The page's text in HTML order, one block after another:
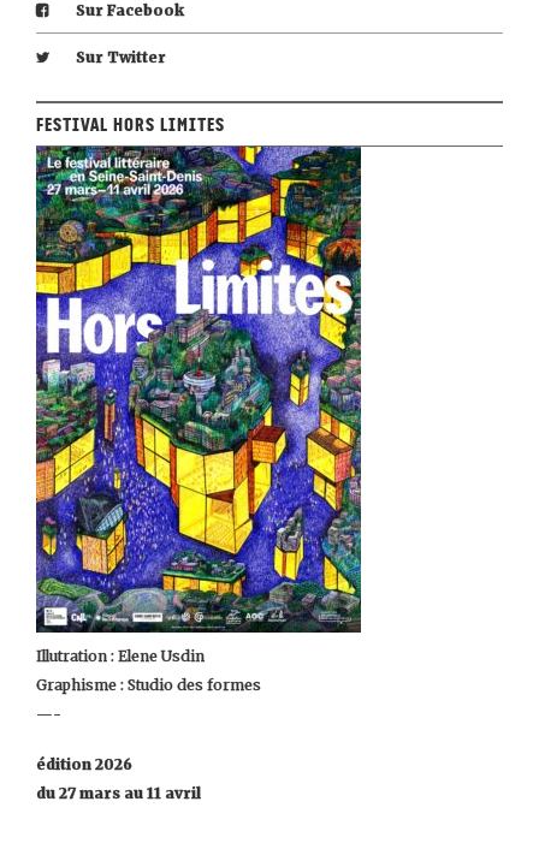
Sur Facebook
Sur Twitter
Festival Hors Limites
Illutration : Elene Usdin
Graphisme : Studio des formes
—-
édition 2026
du 27 mars au 11 avril